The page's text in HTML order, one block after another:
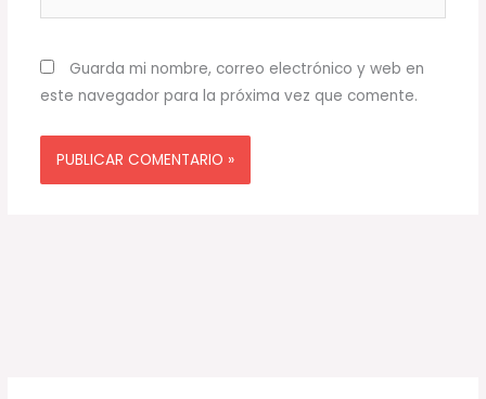
Guarda mi nombre, correo electrónico y web en
este navegador para la próxima vez que comente.